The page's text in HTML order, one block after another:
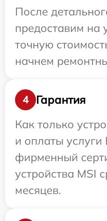
После
предоставим на
точную
начнем
4
Гарантия
Как только
и оплаты
фирменный
устройства MSI
месяцев.